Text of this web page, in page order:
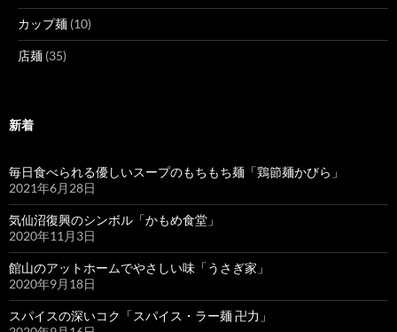
カップ麺 (10)
店麺 (35)
新着
毎日食べられる優しいスープのもちもち麺「鶏節麺かびら」
2021年6月28日
気仙沼復興のシンボル「かもめ食堂」
2020年11月3日
館山のアットホームでやさしい味「うさぎ家」
2020年9月18日
スパイスの深いコク「スパイス・ラー麺 卍力」